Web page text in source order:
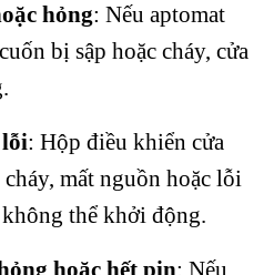
hỏng: Nếu aptomat
bị sập hoặc cháy, cửa
: Hộp điều khiển cửa
mất nguồn hoặc lỗi
thể khởi động.
hoặc hết pin: Nếu